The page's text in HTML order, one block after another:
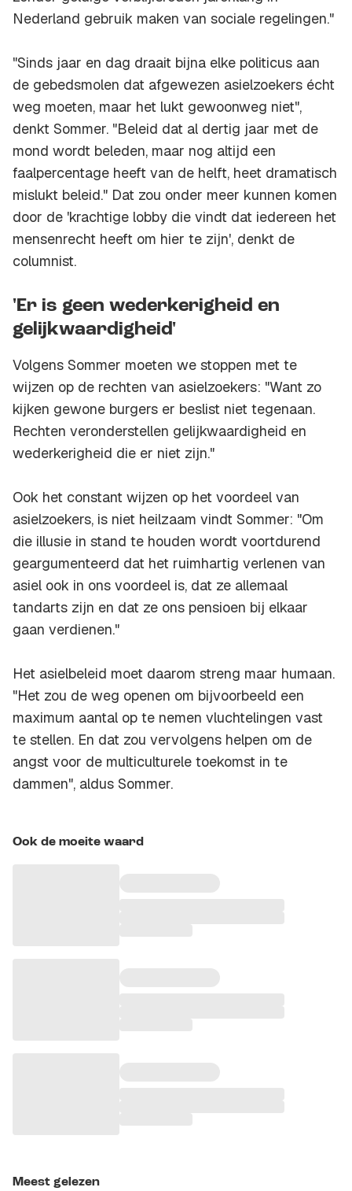
Nederland gebruik maken van sociale regelingen."
"Sinds jaar en dag draait bijna elke politicus aan
de gebedsmolen dat afgewezen asielzoekers écht
weg moeten, maar het lukt gewoonweg niet",
denkt Sommer. "Beleid dat al dertig jaar met de
mond wordt beleden, maar nog altijd een
faalpercentage heeft van de helft, heet dramatisch
mislukt beleid." Dat zou onder meer kunnen komen
door de 'krachtige lobby die vindt dat iedereen het
mensenrecht heeft om hier te zijn', denkt de
columnist.
'Er is geen wederkerigheid en
gelijkwaardigheid'
Volgens Sommer moeten we stoppen met te
wijzen op de rechten van asielzoekers: "Want zo
kijken gewone burgers er beslist niet tegenaan.
Rechten veronderstellen gelijkwaardigheid en
wederkerigheid die er niet zijn."
Ook het constant wijzen op het voordeel van
asielzoekers, is niet heilzaam vindt Sommer: "Om
die illusie in stand te houden wordt voortdurend
geargumenteerd dat het ruimhartig verlenen van
asiel ook in ons voordeel is, dat ze allemaal
tandarts zijn en dat ze ons pensioen bij elkaar
gaan verdienen."
Het asielbeleid moet daarom streng maar humaan.
"Het zou de weg openen om bijvoorbeeld een
maximum aantal op te nemen vluchtelingen vast
te stellen. En dat zou vervolgens helpen om de
angst voor de multiculturele toekomst in te
dammen", aldus Sommer.
Ook de moeite waard
Meest gelezen